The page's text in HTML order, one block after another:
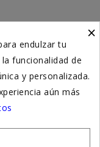
×
endulzar tu
funcionalidad de
y personalizada.
aún más